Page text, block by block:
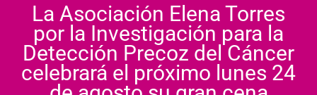
La Asociación Elena Torres
por la Investigación para la
Detección Precoz del Cáncer
celebrará el próximo lunes 24